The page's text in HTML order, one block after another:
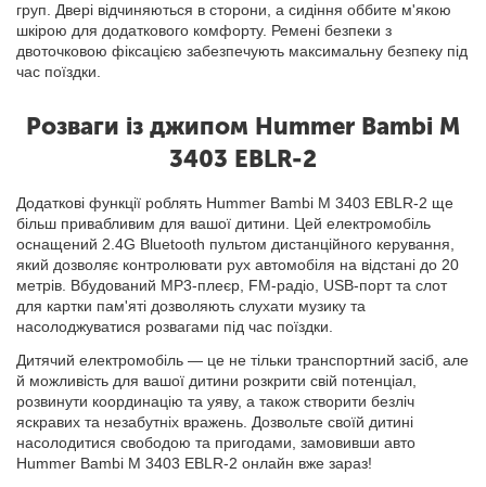
груп. Двері відчиняються в сторони, а сидіння оббите м'якою
шкірою для додаткового комфорту. Ремені безпеки з
двоточковою фіксацією забезпечують максимальну безпеку під
час поїздки.
Розваги із джипом Hummer Bambi M
3403 EBLR-2
Додаткові функції роблять Hummer Bambi M 3403 EBLR-2 ще
більш привабливим для вашої дитини. Цей електромобіль
оснащений 2.4G Bluetooth пультом дистанційного керування,
який дозволяє контролювати рух автомобіля на відстані до 20
метрів. Вбудований MP3-плеєр, FM-радіо, USB-порт та слот
для картки пам'яті дозволяють слухати музику та
насолоджуватися розвагами під час поїздки.
Дитячий електромобіль — це не тільки транспортний засіб, але
й можливість для вашої дитини розкрити свій потенціал,
розвинути координацію та уяву, а також створити безліч
яскравих та незабутніх вражень. Дозвольте своїй дитині
насолодитися свободою та пригодами, замовивши авто
Hummer Bambi M 3403 EBLR-2 онлайн вже зараз!